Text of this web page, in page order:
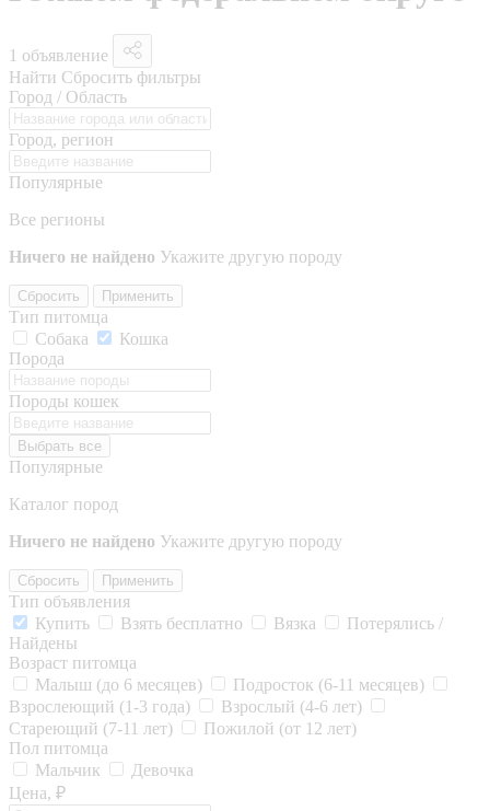
1 объявление
Найти Сбросить фильтры
Город / Область
Город, регион
Популярные
Все регионы
Ничего не найдено Укажите другую породу
Сбросить Применить
Тип питомца
Собака
Кошка
Порода
Породы кошек
Выбрать все
Популярные
Каталог пород
Ничего не найдено Укажите другую породу
Сбросить Применить
Тип объявления
Купить
Взять бесплатно Вязка
Потерялись /
Найдены
Возраст питомца
Малыш (до 6 месяцев)
Подросток (6-11 месяцев)
Взрослеющий (1-3 года)
Взрослый (4-6 лет)
Стареющий (7-11 лет)
Пожилой (от 12 лет)
Пол питомца
Мальчик
Девочка
Цена, ₽